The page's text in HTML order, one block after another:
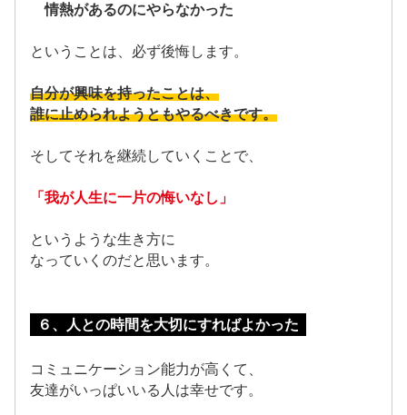
情熱があるのにやらなかった
ということは、必ず後悔します。
自分が興味を持ったことは、
誰に止められようともやるべきです。
そしてそれを継続していくことで、
「我が人生に一片の悔いなし」
というような生き方に
なっていくのだと思います。
６、人との時間を大切にすればよかった
コミュニケーション能力が高くて、
友達がいっぱいいる人は幸せです。